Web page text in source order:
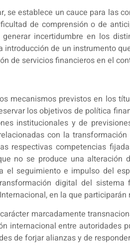
se establece un cauce para las
de comprensión o de
incertidumbre en los
introducción de un instrumento
de servicios financieros en el
mecanismos previstos en los
los objetivos de política
institucionales y de
con la
respectivas competencias
no se produce una alteración
el seguimiento e impulso del
digital del
en la que
marcadamente
internacional entre autoridades
de forjar alianzas y de